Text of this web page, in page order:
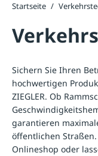
Startseite /
Sichern Sie Ihren
hochwertigen
ZIEGLER. Ob
garantieren
öffentlichen Straßen.
Onlineshop oder